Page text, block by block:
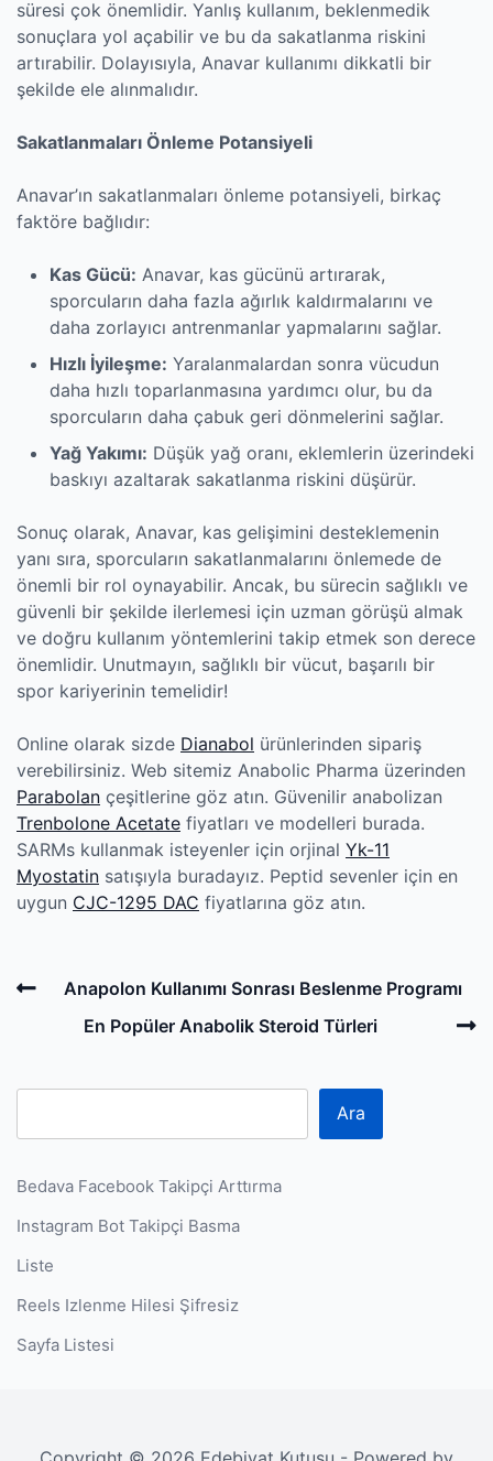
süresi çok önemlidir. Yanlış kullanım, beklenmedik
sonuçlara yol açabilir ve bu da sakatlanma riskini
artırabilir. Dolayısıyla, Anavar kullanımı dikkatli bir
şekilde ele alınmalıdır.
Sakatlanmaları Önleme Potansiyeli
Anavar’ın sakatlanmaları önleme potansiyeli, birkaç
faktöre bağlıdır:
Kas Gücü: Anavar, kas gücünü artırarak,
sporcuların daha fazla ağırlık kaldırmalarını ve
daha zorlayıcı antrenmanlar yapmalarını sağlar.
Hızlı İyileşme: Yaralanmalardan sonra vücudun
daha hızlı toparlanmasına yardımcı olur, bu da
sporcuların daha çabuk geri dönmelerini sağlar.
Yağ Yakımı: Düşük yağ oranı, eklemlerin üzerindeki
baskıyı azaltarak sakatlanma riskini düşürür.
Sonuç olarak, Anavar, kas gelişimini desteklemenin
yanı sıra, sporcuların sakatlanmalarını önlemede de
önemli bir rol oynayabilir. Ancak, bu sürecin sağlıklı ve
güvenli bir şekilde ilerlemesi için uzman görüşü almak
ve doğru kullanım yöntemlerini takip etmek son derece
önemlidir. Unutmayın, sağlıklı bir vücut, başarılı bir
spor kariyerinin temelidir!
Online olarak sizde Dianabol ürünlerinden sipariş
verebilirsiniz. Web sitemiz Anabolic Pharma üzerinden
Parabolan çeşitlerine göz atın. Güvenilir anabolizan
Trenbolone Acetate fiyatları ve modelleri burada.
SARMs kullanmak isteyenler için orjinal Yk-11
Myostatin satışıyla buradayız. Peptid sevenler için en
uygun CJC-1295 DAC fiyatlarına göz atın.
Post
navigation
PreviousAnapolon Kullanımı Sonrası Beslenme Programı
En Popüler Anabolik Steroid Türleri
Ara
Bedava Facebook Takipçi Arttırma
Instagram Bot Takipçi Basma
Liste
Reels Izlenme Hilesi Şifresiz
Sayfa Listesi